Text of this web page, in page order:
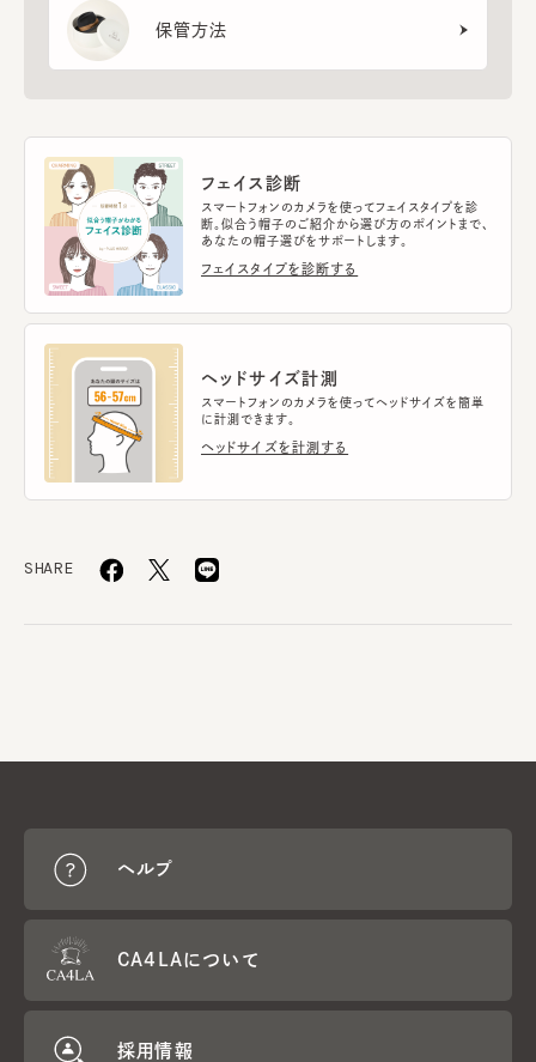
保管方法
フェイス診断
スマートフォンのカメラを使ってフェイスタイプを診
断。似合う帽子のご紹介から選び方のポイントまで、
あなたの帽子選びをサポートします。
フェイスタイプを診断する
ヘッドサイズ計測
スマートフォンのカメラを使ってヘッドサイズを簡単
に計測できます。
ヘッドサイズを計測する
SHARE
ヘルプ
CA4LAについて
採用情報